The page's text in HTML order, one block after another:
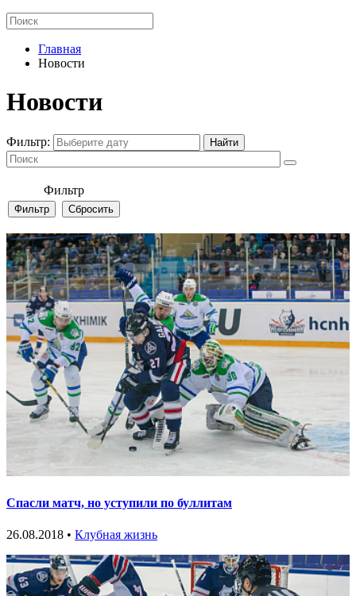
Главная
Новости
Новости
Фильтр:
Фильтр
Спасли матч, но уступили по буллитам
26.08.2018 • Клубная жизнь